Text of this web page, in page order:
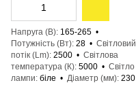
Напруга (В) 165-265
Потужність (Вт) 28
Світловий
потік (Lm) 2500
Світлова
температура (К) 5000
Світло
лампи біле Діаметр (мм) 230